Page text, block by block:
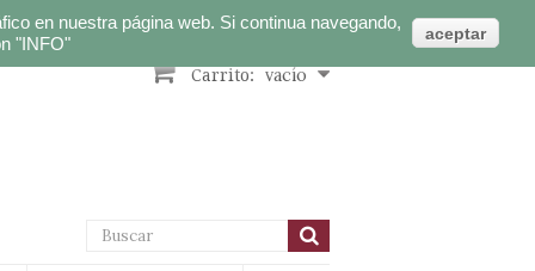
Español
Iniciar sesión
Carrito: vacío
en nuestra página web. Si continua navegando,
"INFO" aceptar